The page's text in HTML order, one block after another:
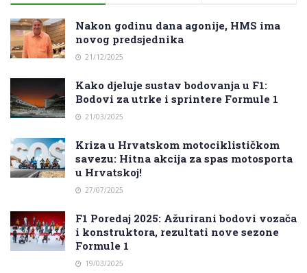
Nakon godinu dana agonije, HMS ima
novog predsjednika
21/12/2025
Kako djeluje sustav bodovanja u F1:
Bodovi za utrke i sprintere Formule 1
21/03/2025
Kriza u Hrvatskom motociklističkom
savezu: Hitna akcija za spas motosporta
u Hrvatskoj!
27/07/2025
F1 Poredaj 2025: Ažurirani bodovi vozača
i konstruktora, rezultati nove sezone
Formule 1
19/03/2025